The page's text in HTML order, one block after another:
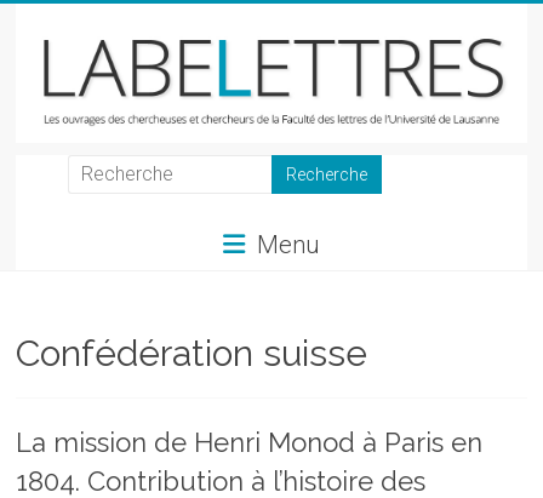
LabeLettres
et
chercheurs
Faculté
des
Menu
Confédération suisse
La mission de Henri Monod à Paris en
1804. Contribution à l’histoire des